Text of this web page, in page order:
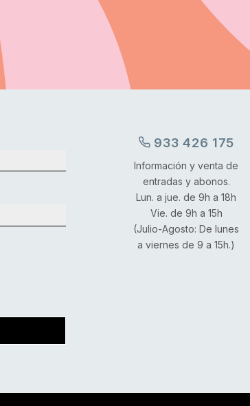
933 426 175
Información y venta de
entradas y abonos.
Lun. a jue. de 9h a 18h
Vie. de 9h a 15h
(Julio-Agosto: De lunes
a viernes de 9 a 15h.)